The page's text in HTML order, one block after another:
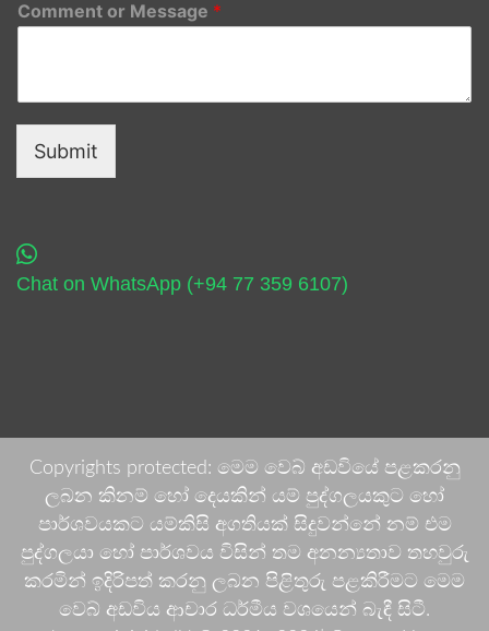
Comment or Message *
Submit
Chat on WhatsApp (+94 77 359 6107)
Copyrights protected: මෙම වෙබ් අඩවියේ පළකරනු
ලබන කිනම් හෝ දෙයකින් යම් පුද්ගලයකුට හෝ
පාර්ශවයකට යම්කිසි අගතියක් සිදුවන්නේ නම් එම
පුද්ගලයා හෝ පාර්ශවය විසින් තම අනන්‍යතාව තහවුරු
කරමින් ඉදිරිපත් කරනු ලබන පිළිතුරු පළකිරීමට මෙම
වෙබ් අඩවිය ආචාර ධර්මීය වශයෙන් බැඳී සිටී.